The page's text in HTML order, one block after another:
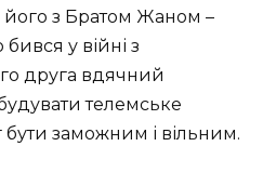
його з Братом Жаном –
у війні з
друга вдячний
телемське
бути заможним і вільним.